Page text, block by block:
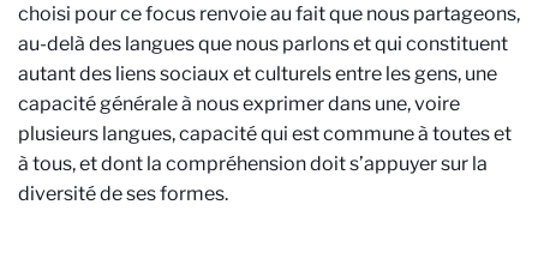
choisi pour ce focus renvoie au fait que nous partageons,
au-delà des langues que nous parlons et qui constituent
autant des liens sociaux et culturels entre les gens, une
capacité générale à nous exprimer dans une, voire
plusieurs langues, capacité qui est commune à toutes et
à tous, et dont la compréhension doit s’appuyer sur la
diversité de ses formes.